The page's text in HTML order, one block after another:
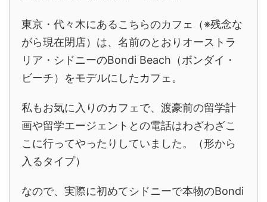
東京・代々木にあるこちらのカフェ（※残念な
がら現在閉店）は、名前のとおりオーストラ
リア・シドニーのBondi Beach（ボンダイ・
ビーチ）をモデルにしたカフェ。
私もお気に入りのカフェで、渡豪前の留学計
画や留学エージェントとの電話はわざわざこ
こに行ってやったりしていました。（形から
入るタイプ）
なので、実際に初めてシドニーで本物のBondi